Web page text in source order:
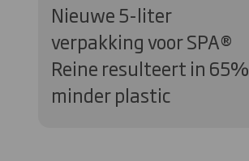
Nieuwe 5-liter
verpakking voor SPA®
Reine resulteert in 65%
minder plastic